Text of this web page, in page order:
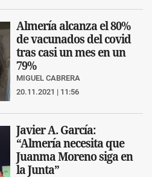
Almería alcanza el 80%
de vacunados del covid
tras casi un mes en un
79%
MIGUEL CABRERA
20.11.2021 | 11:56
Javier A. García:
“Almería necesita que
Juanma Moreno siga en
la Junta”